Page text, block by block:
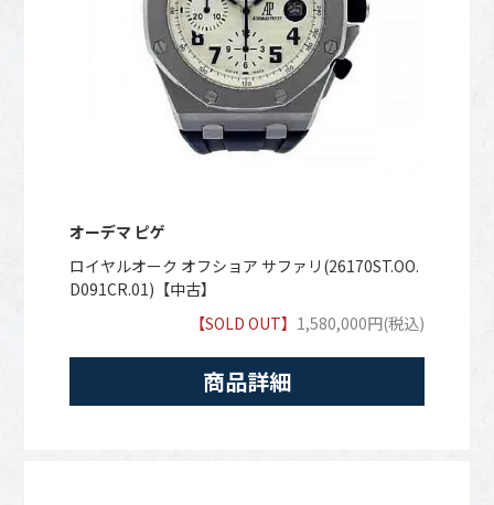
オーデマ ピゲ
ロイヤルオーク オフショア サファリ(26170ST.OO.
D091CR.01)【中古】
【SOLD OUT】 1,580,000円(税込)
商品詳細